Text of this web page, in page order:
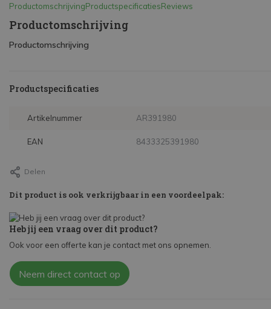
ProductomschrijvingProductspecificatiesReviews
Productomschrijving
Productomschrijving
Productspecificaties
Artikelnummer AR391980
EAN 8433325391980
Delen
Dit product is ook verkrijgbaar in een voordeelpak:
Heb jij een vraag over dit product?
Ook voor een offerte kan je contact met ons opnemen.
Neem direct contact op